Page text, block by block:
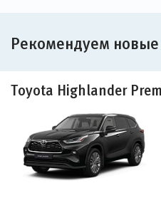
Рекомендуем новые
Toyota Highlander